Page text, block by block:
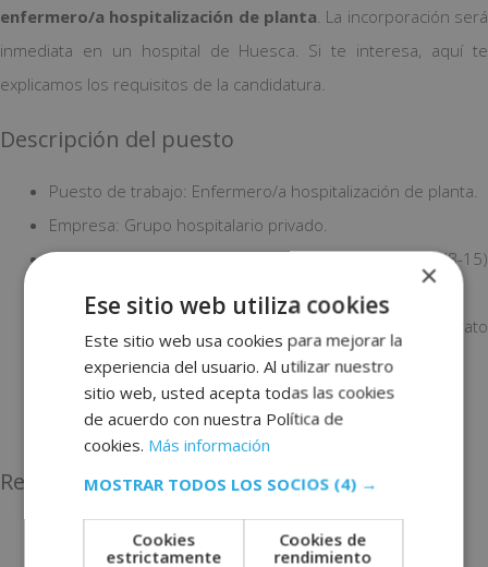
enfermero/a hospitalización de planta. La incorporación será
inmediata en un hospital de Huesca. Si te interesa, aquí te
explicamos los requisitos de la candidatura.
Descripción del puesto
Puesto de trabajo: Enfermero/a hospitalización de planta.
Empresa: Grupo hospitalario privado.
Horario: Jornada completa, turnos rotativos mañana (8-15)
tarde (15-22) y noche (22-8).
Fecha de Inicio y Final: Incorporación inmediata, contrato
indefinido.
Localización: Huesca.
Tareas a realizar: Atención y cuidado del paciente.
Requisitos
×
Ese sitio web utiliza cookies
Este sitio web usa cookies para mejorar la
experiencia del usuario. Al utilizar nuestro
sitio web, usted acepta todas las cookies
de acuerdo con nuestra Política de
cookies. Más información
MOSTRAR TODOS LOS SOCIOS (4) →
Cookies
estrictamente
Cookies de
rendimiento